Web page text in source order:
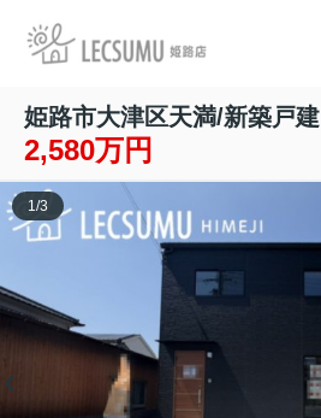
姫路市大津区天満/新築戸建
2,580万円
1 /3